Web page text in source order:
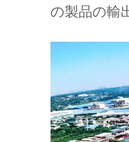
の製品の輸